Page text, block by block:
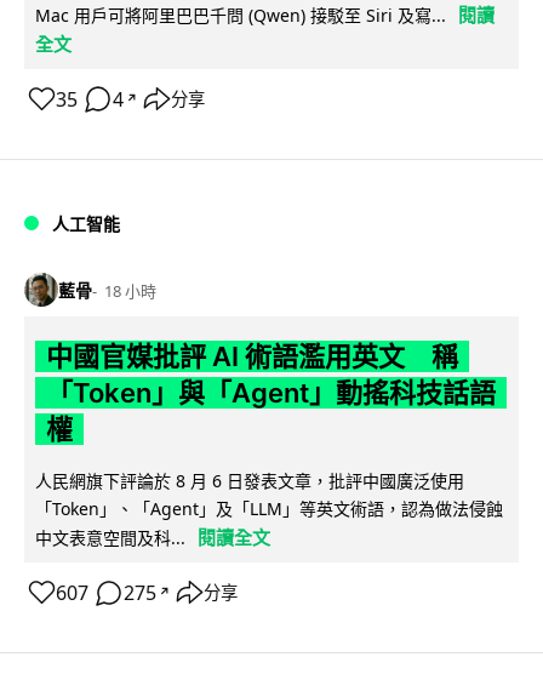
Mac 用戶可將阿里巴巴千問 (Qwen) 接駁至 Siri 及寫...
閱讀
全文
35 4 ↗ 分享
人工智能
藍骨 18 小時
中國官媒批評 AI 術語濫用英文 稱
「Token」與「Agent」動搖科技話語
權
人民網旗下評論於 8 月 6 日發表文章，批評中國廣泛使用
「Token」、「Agent」及「LLM」等英文術語，認為做法侵蝕
中文表意空間及科...
閱讀全文
607 275 ↗ 分享